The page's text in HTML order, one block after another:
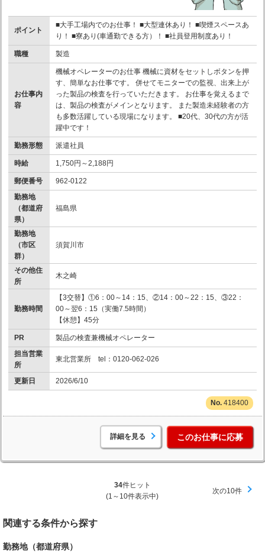
ポイント
■大手工場内でのお仕事！ ■大型連休あり！ ■喫煙スペースあ
り！ ■寮あり(車通勤できる方）！ ■社員登用制度あり！
職種 製造
お仕事内
容
機械オペレーターのお仕事 機械に資材をセットしボタンを押
す、簡単なお仕事です。 併せてモニターでの監視、出来上が
った製品の検査を行っていただきます。 お仕事を覚えるまで
は、製品の検査がメインとなります。 また製造未経験者の方
も多数活躍している現場になります。 ■20代、30代の方が活
躍中です！
勤務形態 派遣社員
時給 1,750円～2,188円
郵便番号
962-0122
勤務地
（都道府
県）
福島県
勤務地
（市区
群）
須賀川市
その他住
所
木之崎
勤務時間
【3交替】①6：00～14：15、②14：00～22：15、③22：
00～翌6：15（実働7.5時間）
【休憩】45分
PR
製品の検査兼機械オペレーター
担当営業
所
東北営業所 tel：0120-062-026
更新日 2026/6/10
418400
詳細を見る このお仕事に応募
34件ヒット
(1～10件表示中)
次の10件
関連する条件から探す
勤務地（都道府県）